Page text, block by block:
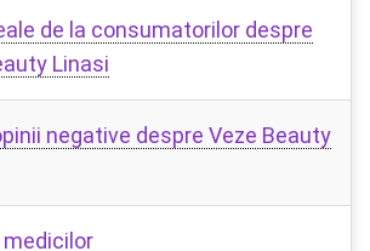
de la consumatorilor despre
Linasi
negative despre Veze Beauty
medicilor